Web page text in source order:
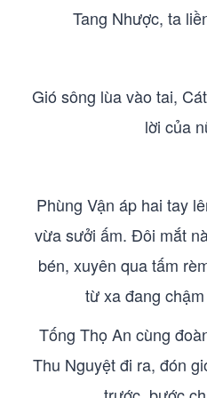
Tang Nhược, ta
Gió sông lùa vào tai,
lời của
Phùng Vận áp hai tay
vừa sưởi ấm. Đôi mắt
bén, xuyên qua tấm
từ xa đang
Tống Thọ An cùng
Thu Nguyệt đi ra, đón